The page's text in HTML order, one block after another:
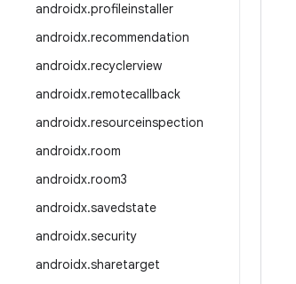
androidx.profileinstaller
androidx.recommendation
androidx.recyclerview
androidx.remotecallback
androidx.resourceinspection
androidx.room
androidx.room3
androidx.savedstate
androidx.security
androidx.sharetarget